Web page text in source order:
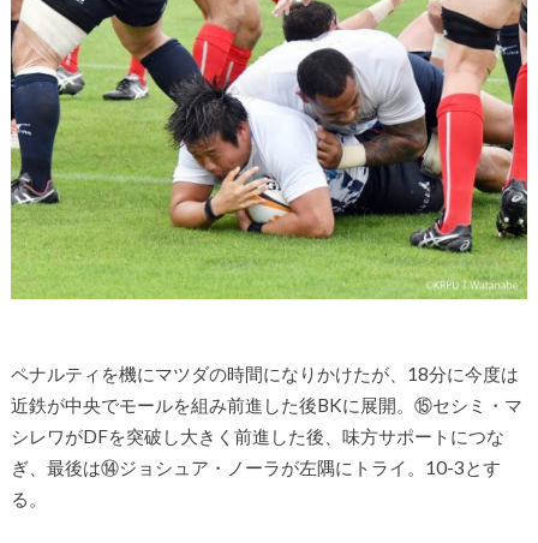
ペナルティを機にマツダの時間になりかけたが、18分に今度は
近鉄が中央でモールを組み前進した後BKに展開。⑮セシミ・マ
シレワがDFを突破し大きく前進した後、味方サポートにつな
ぎ、最後は⑭ジョシュア・ノーラが左隅にトライ。10-3とす
る。